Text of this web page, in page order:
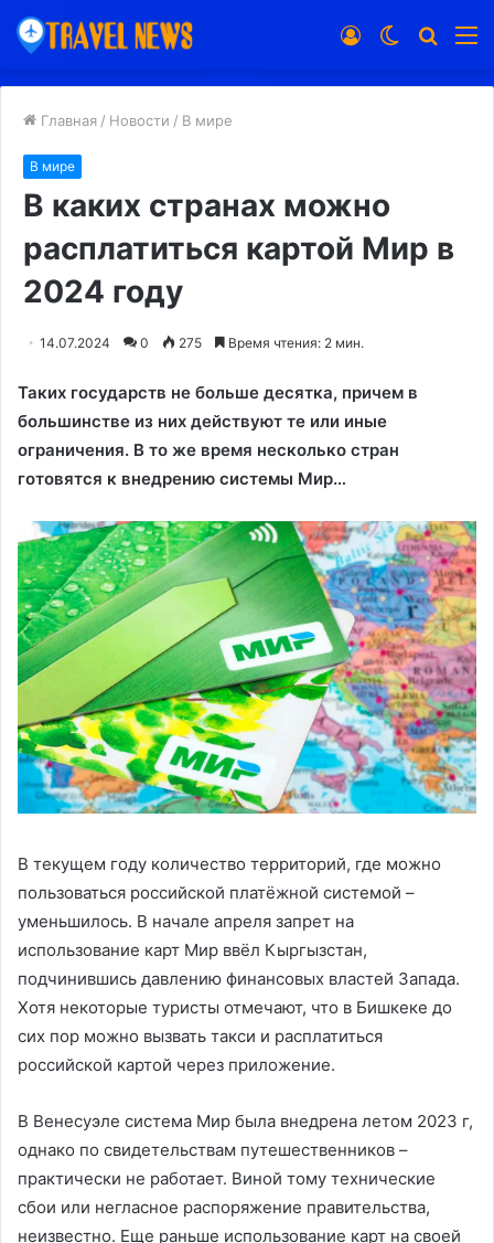
Switch
Войти
Главная / Новости / В мире
В мире
В каких странах можно
расплатиться картой Мир в
2024 году
14.07.2024 0 275 Время чтения: 2 мин.
Таких государств не больше десятка, причем в
большинстве из них действуют те или иные
ограничения. В то же время несколько стран
готовятся к внедрению системы Мир…
В текущем году количество территорий, где можно
пользоваться российской платёжной системой –
уменьшилось. В начале апреля запрет на
использование карт Мир ввёл Кыргызстан,
подчинившись давлению финансовых властей Запада.
Хотя некоторые туристы отмечают, что в Бишкеке до
сих пор можно вызвать такси и расплатиться
российской картой через приложение.
В Венесуэле система Мир была внедрена летом 2023 г,
однако по свидетельствам путешественников –
практически не работает. Виной тому технические
сбои или негласное распоряжение правительства,
неизвестно. Еще раньше использование карт на своей